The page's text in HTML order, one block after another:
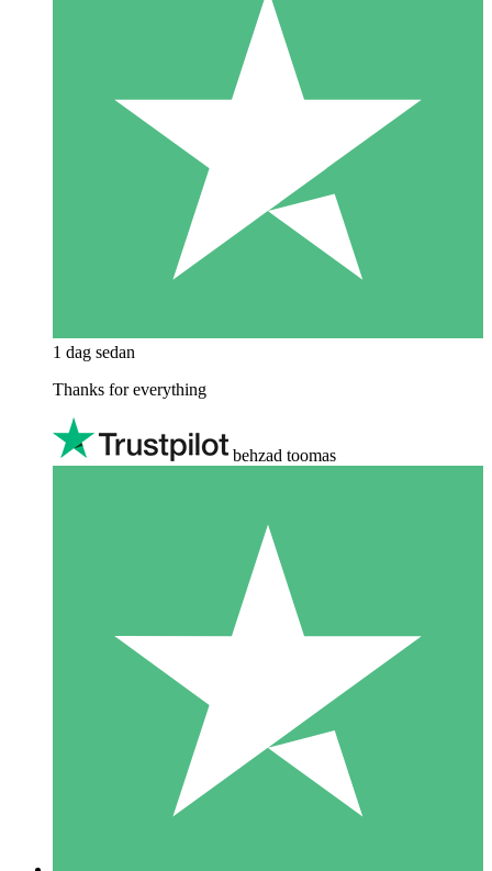
1 dag sedan
Thanks for everything
behzad toomas